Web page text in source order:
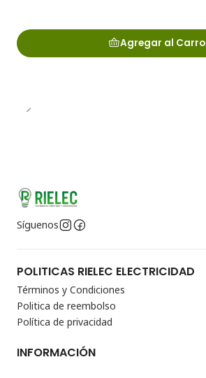
Agregar al Carro
Síguenos
POLITICAS RIELEC ELECTRICIDAD
Términos y Condiciones
Politica de reembolso
Política de privacidad
INFORMACIÓN